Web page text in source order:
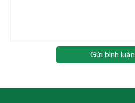
Gửi bình luận